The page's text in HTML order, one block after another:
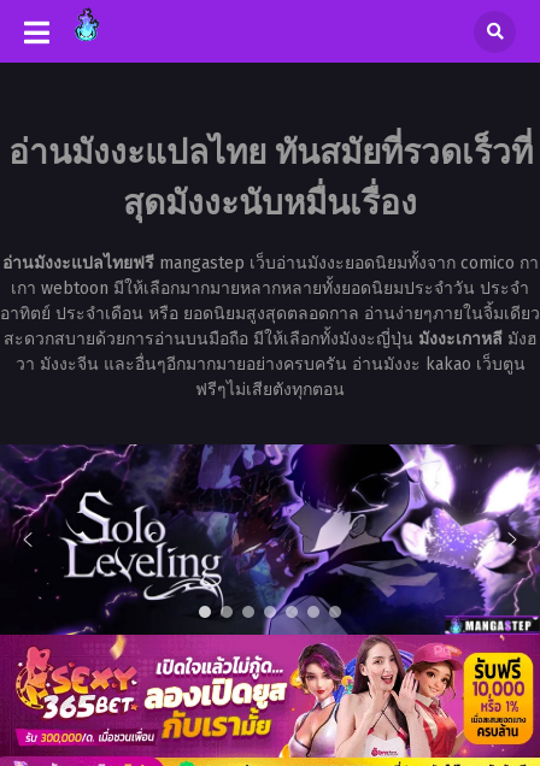
อ่านมังงะแปลไทย ทันสมัยที่รวดเร็วที่
สุดมังงะนับหมื่นเรื่อง
อ่านมังงะแปลไทยฟรีmangastep เว็บอ่านมังงะยอดนิยมทั้งจาก comico กา
เกา webtoon มีให้เลือกมากมายหลากหลายทั้งยอดนิยมประจำวัน ประจำ
อาทิตย์ ประจำเดือน หรือ ยอดนิยมสูงสุดตลอดกาล อ่านง่ายๆภายในจิ้มเดียว
สะดวกสบายด้วยการอ่านบนมือถือ มีให้เลือกทั้งมังงะญี่ปุ่น มังงะเกาหลีมังฮ
วา มังงะจีน และอื่นๆอีกมากมายอย่างครบครัน อ่านมังงะ kakao เว็บตูน
ฟรีๆไม่เสียตังทุกตอน